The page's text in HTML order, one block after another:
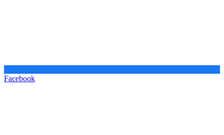
Facebook